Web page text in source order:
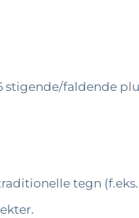
stigende/faldende
tegn